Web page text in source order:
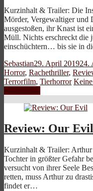
Kurzinhalt & Trailer: Die
Mörder, Vergewaltiger und
ausgestoßen, ihr Knast ist
Müll. Nichts erschreckt die
einschüchtern… bis sie in
Sebastian29. April 201924.
Horror, Rachethriller,
Terrorfilm, Tierhorror
Review: Our Evil
Kurzinhalt & Trailer: Arthur
Tochter in größter Gefahr
versucht von ihrer Seele
retten, muss Arthur zu
findet er…